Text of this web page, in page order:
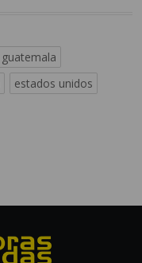
guatemala
estados unidos